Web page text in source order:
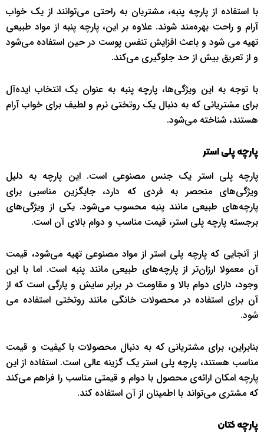
با استفاده از پارچه پنبه، مشتریان به راحتی می‌توانند از یک خواب
آرام و راحت بهره‌مند شوند. علاوه بر این، پارچه پنبه از مواد طبیعی
تهیه می شود و باعث افزایش تنفس پوست در حین استفاده می‌شود
و از تعریق بیش از حد جلوگیری می‌کند.
با توجه به این ویژگی‌ها، پارچه پنبه به عنوان یک انتخاب ایده‌آل
برای مشتریانی که به دنبال یک روتختی نرم و لطیف برای خواب آرام
هستند، شناخته می‌شود.
پارچه پلی استر
پارچه پلی استر یک جنس مصنوعی است. این پارچه‌ به دلیل
ویژگی‌های منحصر به فردی که دارد، جایگزین مناسبی برای
پارچه‌های طبیعی مانند پنبه محسوب می‌شود. یکی از ویژگی‌های
برجسته پارچه پلی استر، قیمت مناسب و دوام بالای آن است.
از آنجایی که پارچه پلی استر از مواد مصنوعی تهیه می‌شود، قیمت
آن معمولا ارزان‌تر از پارچه‌های طبیعی مانند پنبه است. اما با این
وجود، دارای دوام بالا و مقاومت در برابر سایش و پارگی است که از
آن برای استفاده در محصولات خانگی مانند روتختی استفاده می
شود.
بنابراین، برای مشتریانی که به دنبال محصولات با کیفیت و قیمت
مناسب هستند، پارچه پلی استر یک گزینه عالی است. استفاده از این
پارچه‌ امکان ارائه‌ی محصول با دوام و قیمتی مناسب را فراهم می‌کند
که مشتری می‌تواند با اطمینان از آن‌ استفاده کند.
پارچه کتان